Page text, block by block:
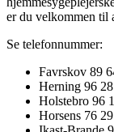
er du velkommen til
Se telefonnummer:
Favrskov 89
Herning 96
Holstebro 96
Horsens 76